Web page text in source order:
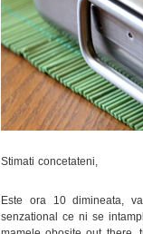
Stimati concetateni,
Este ora 10 dimineata,
senzational ce ni se